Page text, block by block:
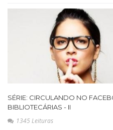
SÉRIE: CIRCULANDO NO
BIBLIOTECÁRIAS - II
1345 Leituras